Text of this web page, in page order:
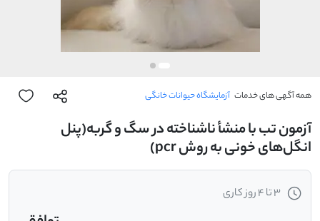
همه آگهی های خدمات آزمایشگاه حیوانات خانگی
آزمون تب با منشأ ناشناخته در سگ و گربه(پنل
انگل‌‌‌‌‌های خونی به روش pcr)
3 تا 4 روز کاری